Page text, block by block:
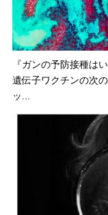
『ガンの予防接種は
遺伝子ワクチンの次
ッ...